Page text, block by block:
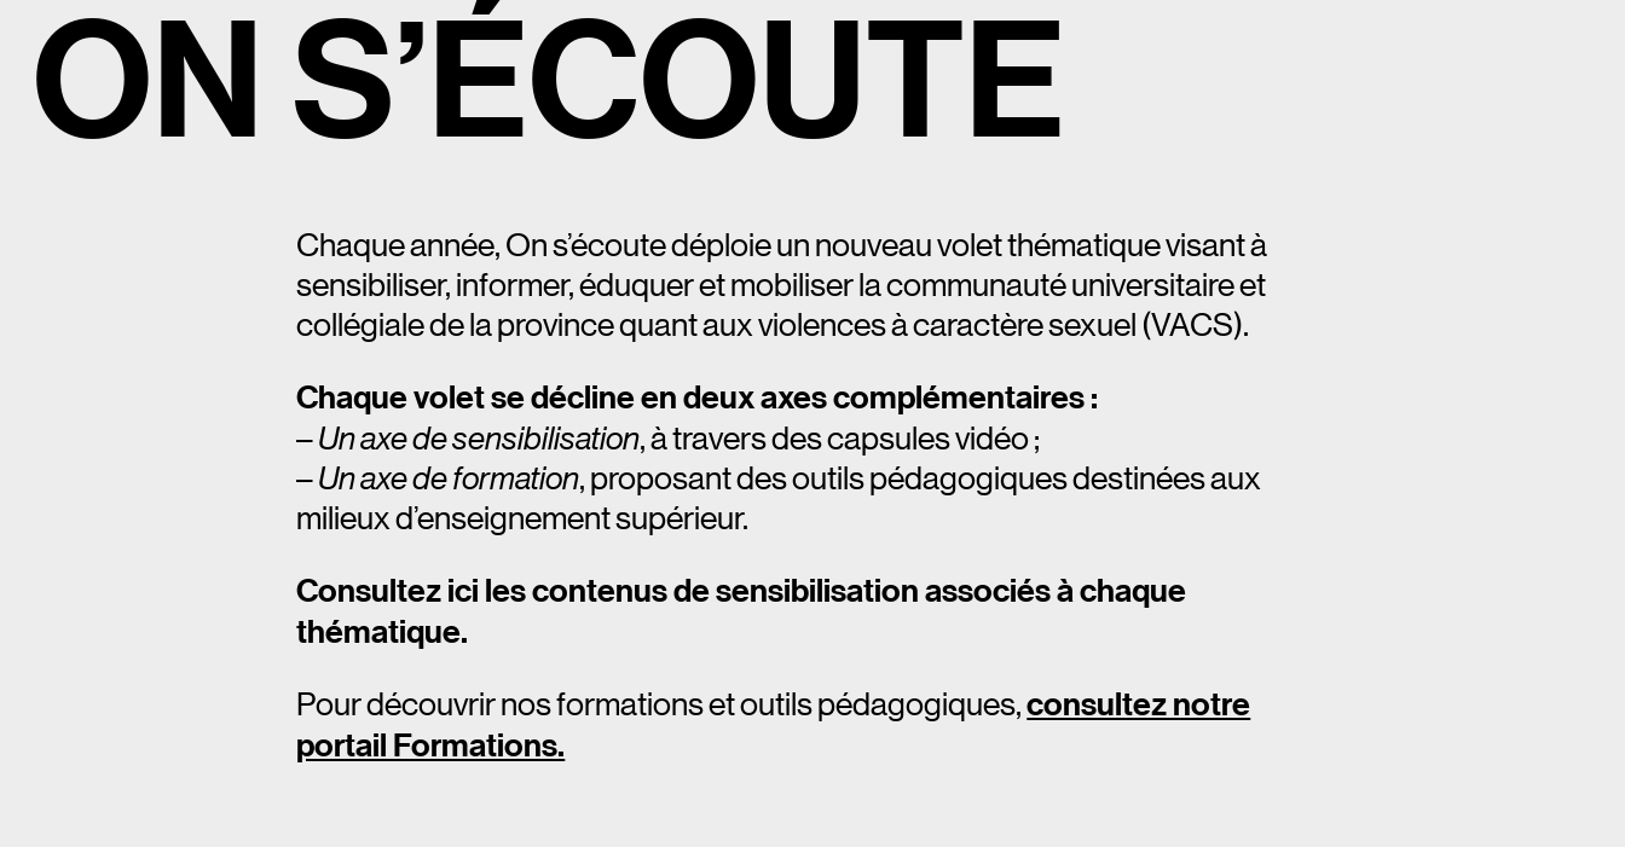
ON S’ÉCOUTE
Chaque année, On s’écoute déploie un nouveau volet thématique visant à
sensibiliser, informer, éduquer et mobiliser la communauté universitaire et
collégiale de la province quant aux violences à caractère sexuel (VACS).
Chaque volet se décline en deux axes complémentaires :
–Un axe de sensibilisation, à travers des capsules vidéo ;
–Un axe de formation, proposant des outils pédagogiques destinées aux
milieux d’enseignement supérieur.
Consultez ici les contenus de sensibilisation associés à chaque
thématique.
Pour découvrir nos formations et outils pédagogiques,consultez notre
portail Formations.